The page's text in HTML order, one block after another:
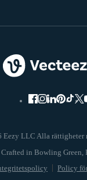
Eezy LLC Alla rättigheter
Policy